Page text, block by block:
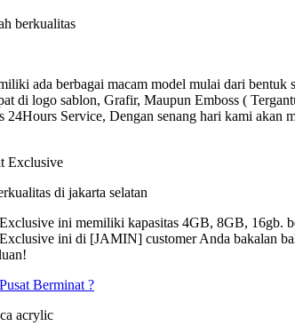
ada berbagai macam model mulai dari
di logo sablon, Grafir, Maupun Emboss (
24Hours Service, Dengan senang hari kami
Exclusive
ini memiliki kapasitas 4GB, 8GB, 16gb.
ini di [JAMIN] customer Anda bakalan
Berminat ?
acrylic